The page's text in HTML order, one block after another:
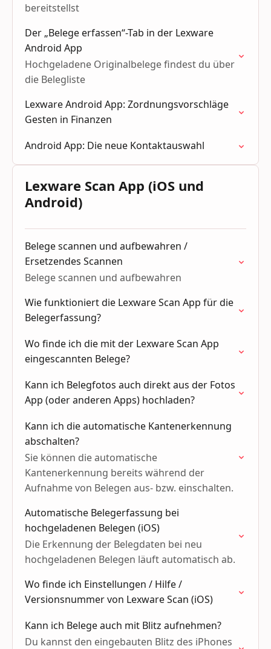
bereitstellst
Der „Belege erfassen“-Tab in der Lexware
Android App
Hochgeladene Originalbelege findest du über
die Belegliste
Lexware Android App: Zordnungsvorschläge
Gesten in Finanzen
Android App: Die neue Kontaktauswahl
Lexware Scan App (iOS und
Android)
Belege scannen und aufbewahren /
Ersetzendes Scannen
Belege scannen und aufbewahren
Wie funktioniert die Lexware Scan App für die
Belegerfassung?
Wo finde ich die mit der Lexware Scan App
eingescannten Belege?
Kann ich Belegfotos auch direkt aus der Fotos
App (oder anderen Apps) hochladen?
Kann ich die automatische Kantenerkennung
abschalten?
Sie können die automatische
Kantenerkennung bereits während der
Aufnahme von Belegen aus- bzw. einschalten.
Automatische Belegerfassung bei
hochgeladenen Belegen (iOS)
Die Erkennung der Belegdaten bei neu
hochgeladenen Belegen läuft automatisch ab.
Wo finde ich Einstellungen / Hilfe /
Versionsnummer von Lexware Scan (iOS)
Kann ich Belege auch mit Blitz aufnehmen?
Du kannst den eingebauten Blitz des iPhones